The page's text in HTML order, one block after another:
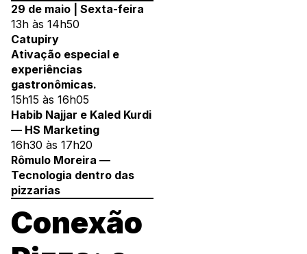
29 de maio | Sexta-feira
13h às 14h50
Catupiry
Ativação especial e
experiências
gastronômicas.
15h15 às 16h05
Habib Najjar e Kaled Kurdi
— HS Marketing
16h30 às 17h20
Rômulo Moreira —
Tecnologia dentro das
pizzarias
Conexão